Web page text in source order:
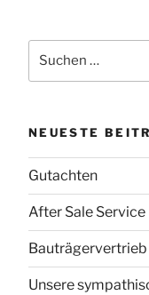
nach:
NEUESTE
Gutachten
After Sale Service
Bauträgervertrieb
Unsere